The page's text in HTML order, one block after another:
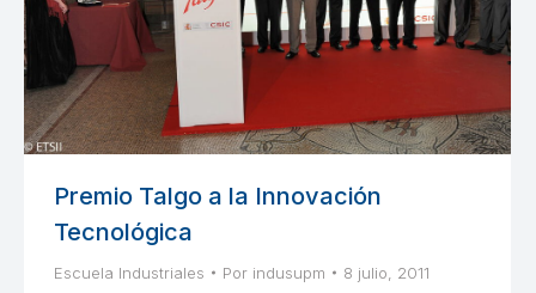
Premio Talgo a la Innovación
Tecnológica
Escuela Industriales Por indusupm 8 julio, 2011